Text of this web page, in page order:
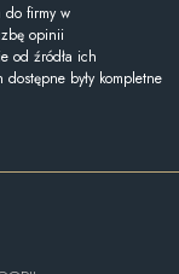
do firmy w
opinii
od źródła ich
były kompletne